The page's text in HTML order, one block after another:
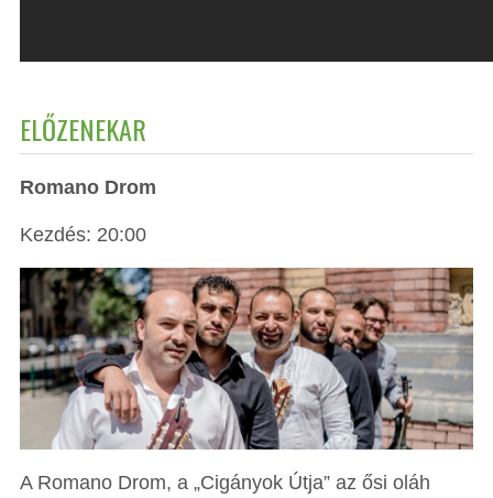
ELŐZENEKAR
Romano Drom
Kezdés: 20:00
A Romano Drom, a „Cigányok Útja” az ősi oláh